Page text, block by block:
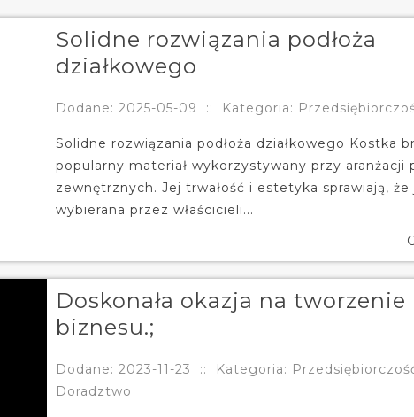
Solidne rozwiązania podłoża
działkowego
Dodane: 2025-05-09 :: Kategoria:
Solidne rozwiązania podłoża działkowego Kostka
popularny materiał wykorzystywany przy aranżacji
zewnętrznych. Jej trwałość i estetyka sprawiają,
wybierana przez właścicieli...
Doskonała okazja na tworzenie
biznesu.;
Dodane: 2023-11-23 ::
Kategoria:
Doradztwo